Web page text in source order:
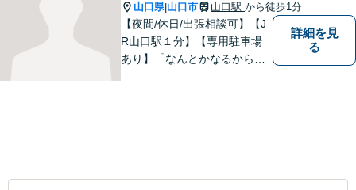
山口県|山口市 山口駅 から徒歩1分
【夜間/休日/出張相談可】【J
R山口駅１分】【専用駐車場
あり】「なんとかなるから大
詳細を見
る